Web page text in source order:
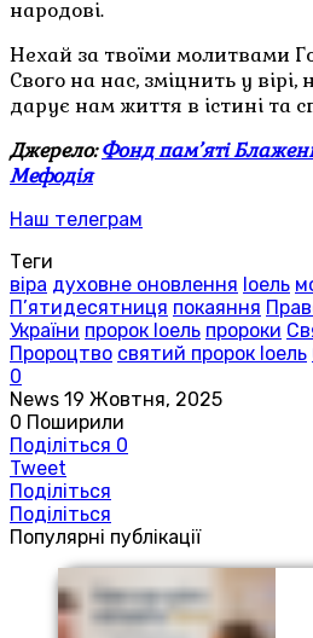
народові.
Нехай за твоїми молитвами
Свого на нас, зміцнить у вірі,
дарує нам життя в істині та
Джерело:Фонд пам’яті
Мефодія
Наш телеграм
Теги
віра духовне оновлення Іоель
П’ятидесятниця покаяння
України пророк Іоель пророки
Пророцтво святий пророк Іоель
0
News 19 Жовтня, 2025
0 Поширили
Поділіться 0
Tweet
Поділіться
Поділіться
Популярні публікації